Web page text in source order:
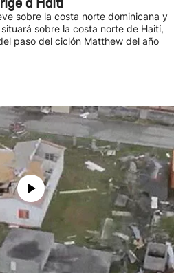
sobre la costa norte dominicana y
sobre la costa norte de Haití,
paso del ciclón Matthew del año